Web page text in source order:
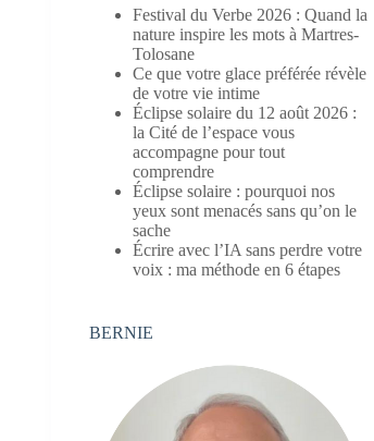
Festival du Verbe 2026 : Quand la
nature inspire les mots à Martres-
Tolosane
Ce que votre glace préférée révèle
de votre vie intime
Éclipse solaire du 12 août 2026 :
la Cité de l’espace vous
accompagne pour tout
comprendre
Éclipse solaire : pourquoi nos
yeux sont menacés sans qu’on le
sache
Écrire avec l’IA sans perdre votre
voix : ma méthode en 6 étapes
BERNIE